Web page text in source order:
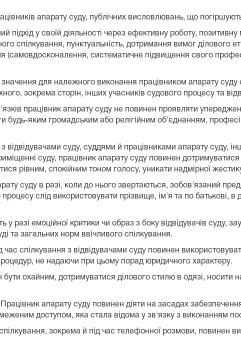
апарату суду, публічних висловлювань, що
підхід у своїй діяльності через ефективну роботу,
спілкування, пунктуальність, дотримання вимог ділового
(самовдосконалення, систематичне підвищення свого
для належного виконання працівником апарату
зокрема сторін, інших учасників судового процесу та
працівник апарату суду не повинен проявляти
будь-яким громадським або релігійним об'єднанням,
відвідувачами суду, суддями й працівниками апарату суду,
суду, працівник апарату суду повинен дотримуватися
рівним, спокійним тоном голосу, уникати надмірної
суду в разі, коли до нього звертаються, зобов'язаний
слід використовувати прізвище, ім'я та по батькові,
у разі емоційної критики чи образ з боку відвідувачів суду,
та загальних норм ввічливого спілкування.
спілкування з відвідувачами суду повинен
не надаючи при цьому порад юридичного характеру.
охайним, дотримуватися ділового стилю в одязі, носити
апарату суду повинен діяти на засадах забезпечення
доступом, яка стала відома у зв'язку з виконанням
зокрема й під час телефонної розмови, повинен